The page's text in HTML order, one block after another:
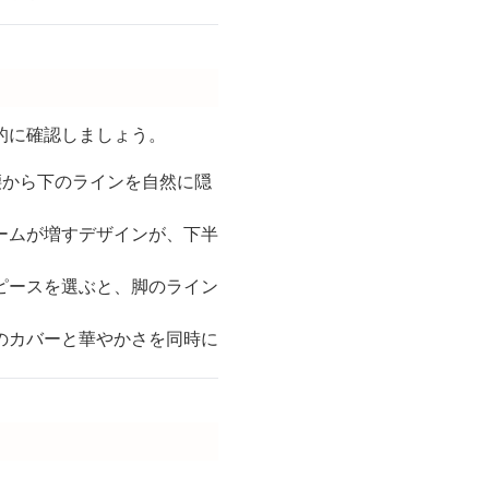
に確認しましょう。
ら下のラインを自然に隠
ムが増すデザインが、下半
ースを選ぶと、脚のライン
カバーと華やかさを同時に